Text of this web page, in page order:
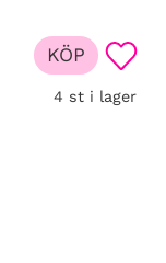
4 st i lager
KÖP